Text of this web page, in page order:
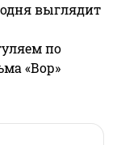
выглядит
по
«Вор»